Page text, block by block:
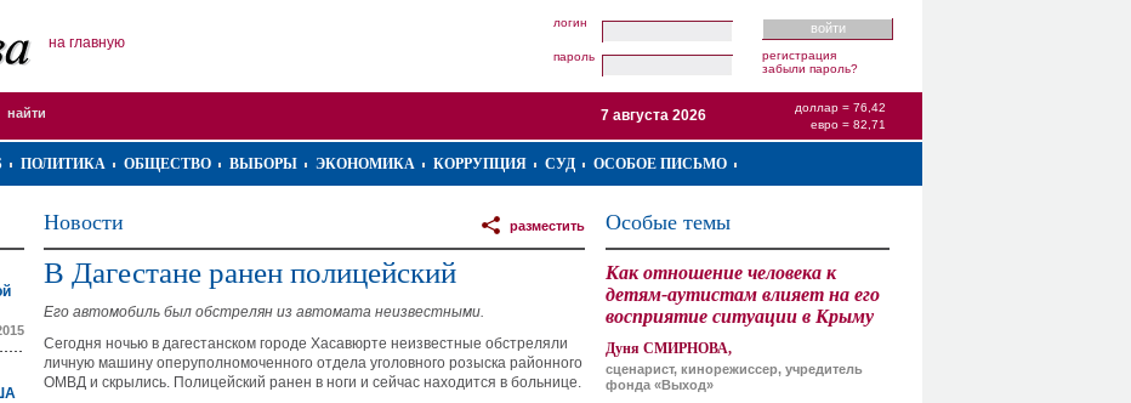
на главную
логин
пароль
регистрация
забыли пароль?
доллар = 76,42
евро = 82,71
7 августа 2026
ПОЛИТИКА ОБЩЕСТВО ВЫБОРЫ ЭКОНОМИКА КОРРУПЦИЯ СУД ОСОБОЕ ПИСЬМО
Новости разместить
В Дагестане ранен полицейский
Его автомобиль был обстрелян из автомата неизвестными.
Сегодня ночью в дагестанском городе Хасавюрте неизвестные обстреляли
личную машину оперуполномоченного отдела уголовного розыска районного
ОМВД и скрылись. Полицейский ранен в ноги и сейчас находится в больнице.
Особые темы
Как отношение человека к
детям-аутистам влияет на его
восприятие ситуации в Крыму
Дуня СМИРНОВА,
сценарист, кинорежиссер, учредитель
фонда «Выход»